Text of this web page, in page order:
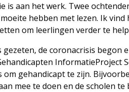
is aan het werk. Twee
hebben met lezen. Ik
om leerlingen verder te
de coronacrisis begon
InformatieProject
gehandicapt te zijn.
mee te doen en de scholen